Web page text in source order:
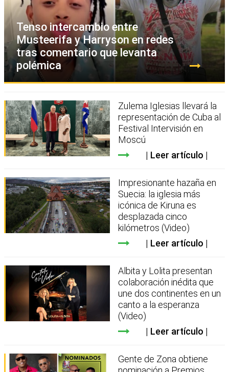
Tenso intercambio entre
Musteerifa y Harryson en redes
tras comentario que levanta
polémica
Zulema Iglesias llevará la
representación de Cuba al
Festival Intervisión en
Moscú
Leer artículo
Impresionante hazaña en
Suecia: la iglesia más
icónica de Kiruna es
desplazada cinco
kilómetros (Video)
Leer artículo
Albita y Lolita presentan
colaboración inédita que
une dos continentes en un
canto a la esperanza
(Video)
Leer artículo
Gente de Zona obtiene